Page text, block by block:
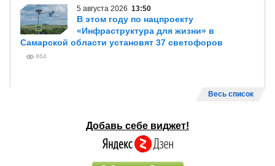
5 августа 2026 13:50
В этом году по нацпроекту
«Инфраструктура для жизни» в
Самарской области установят 37 светофоров
864
Весь список
Добавь себе виджет!